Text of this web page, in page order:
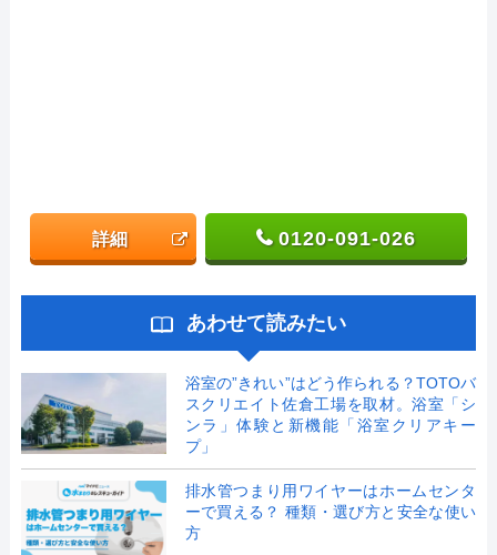
詳細 0120-091-026
あわせて読みたい
浴室の”きれい”はどう作られる？TOTOバ
スクリエイト佐倉工場を取材。浴室「シ
ンラ」体験と新機能「浴室クリアキー
プ」
排水管つまり用ワイヤーはホームセンタ
ーで買える？ 種類・選び方と安全な使い
方